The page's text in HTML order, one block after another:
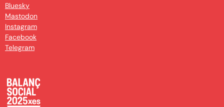
Bluesky
Mastodon
Instagram
Facebook
Telegram